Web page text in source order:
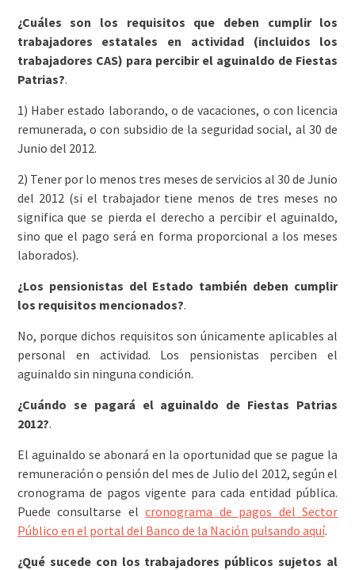
¿Cuáles son los requisitos que deben cumplir los
trabajadores estatales en actividad (incluidos los
trabajadores CAS) para percibir el aguinaldo de Fiestas
Patrias?.
1) Haber estado laborando, o de vacaciones, o con licencia
remunerada, o con subsidio de la seguridad social, al 30 de
Junio del 2012.
2) Tener por lo menos tres meses de servicios al 30 de Junio
del 2012 (si el trabajador tiene menos de tres meses no
significa que se pierda el derecho a percibir el aguinaldo,
sino que el pago será en forma proporcional a los meses
laborados).
¿Los pensionistas del Estado también deben cumplir
los requisitos mencionados?.
No, porque dichos requisitos son únicamente aplicables al
personal en actividad. Los pensionistas perciben el
aguinaldo sin ninguna condición.
¿Cuándo se pagará el aguinaldo de Fiestas Patrias
2012?.
El aguinaldo se abonará en la oportunidad que se pague la
remuneración o pensión del mes de Julio del 2012, según el
cronograma de pagos vigente para cada entidad pública.
Puede consultarse elcronograma de pagos del Sector
Público en el portal del Banco de la Nación pulsando aquí.
¿Qué sucede con los trabajadores públicos sujetos al